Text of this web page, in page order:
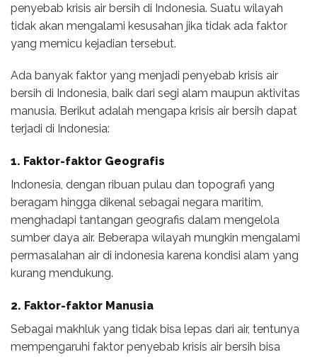
penyebab krisis air bersih di Indonesia. Suatu wilayah
tidak akan mengalami kesusahan jika tidak ada faktor
yang memicu kejadian tersebut.
Ada banyak faktor yang menjadi penyebab krisis air
bersih di Indonesia, baik dari segi alam maupun aktivitas
manusia. Berikut adalah mengapa krisis air bersih dapat
terjadi di Indonesia:
1. Faktor-faktor Geografis
Indonesia, dengan ribuan pulau dan topografi yang
beragam hingga dikenal sebagai negara maritim,
menghadapi tantangan geografis dalam mengelola
sumber daya air. Beberapa wilayah mungkin mengalami
permasalahan air di indonesia karena kondisi alam yang
kurang mendukung.
2. Faktor-faktor Manusia
Sebagai makhluk yang tidak bisa lepas dari air, tentunya
mempengaruhi faktor penyebab krisis air bersih bisa